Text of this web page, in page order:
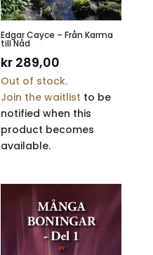
Edgar Cayce – Från Karma
till Nåd
kr 289,00
Out of stock.
Join the waitlist to be
notified when this
product becomes
available.